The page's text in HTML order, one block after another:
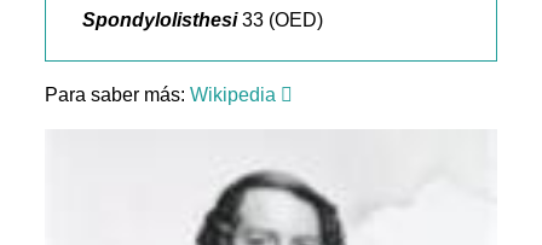
Spondylolisthesi33 (OED)
Para saber más:Wikipedia